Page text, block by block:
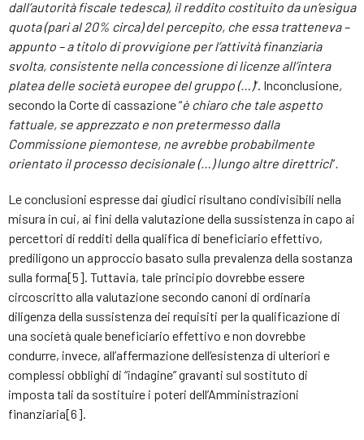
dall’autorità fiscale tedesca), il reddito costituito da un’esigua
quota (pari al 20% circa) del percepito, che essa tratteneva –
appunto – a titolo di provvigione per l’attività finanziaria
svolta, consistente nella concessione di licenze all’intera
platea delle società europee del gruppo (…)”. Inconclusione,
secondo la Corte di cassazione “è chiaro che tale aspetto
fattuale, se apprezzato e non pretermesso dalla
Commissione piemontese, ne avrebbe probabilmente
orientato il processo decisionale (…) lungo altre direttrici”.
Le conclusioni espresse dai giudici risultano condivisibili nella
misura in cui, ai fini della valutazione della sussistenza in capo ai
percettori di redditi della qualifica di beneficiario effettivo,
prediligono un approccio basato sulla prevalenza della sostanza
sulla forma[5]. Tuttavia, tale principio dovrebbe essere
circoscritto alla valutazione secondo canoni di ordinaria
diligenza della sussistenza dei requisiti per la qualificazione di
una società quale beneficiario effettivo e non dovrebbe
condurre, invece, all’affermazione dell’esistenza di ulteriori e
complessi obblighi di “indagine” gravanti sul sostituto di
imposta tali da sostituire i poteri dell’Amministrazioni
finanziaria[6].